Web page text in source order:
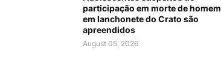
participação em morte de homem
em lanchonete do Crato são
apreendidos
August 05, 2026